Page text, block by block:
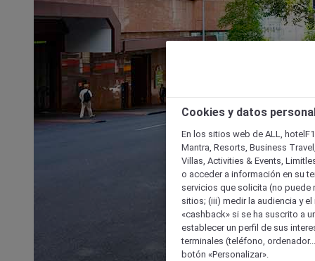
Cookies y datos
En los sitios web de ALL,
Mantra, Resorts, Business
Villas, Activities & Events,
o acceder a información en su
servicios que solicita (no puede
sitios; (iii) medir la audiencia y
«cashback» si se ha suscrito a
establecer un perfil de sus
terminales (teléfono,
botón «Personalizar».